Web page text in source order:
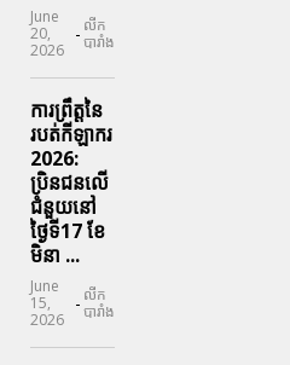
June
20,
2026
- លីក
បារាំង
ការព្រឹត្តនៃ
របត់កីឡាករ
2026:
ប្រិនជនលើ
ជំនួយនៅ
ថ្ងៃទី17 ខែ
មិនា ...
June
15,
2026
- លីក
បារាំង